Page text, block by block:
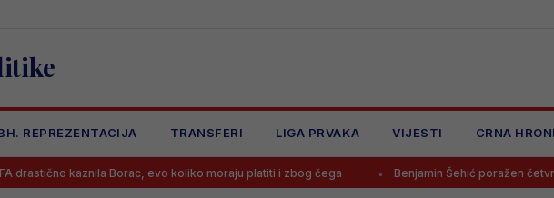
REPREZENTACIJA TRANSFERI LIGA PRVAKA VIJESTI CRNA
Borac, evo koliko moraju platiti i zbog čega Benjamin Šehić poražen četvrti put